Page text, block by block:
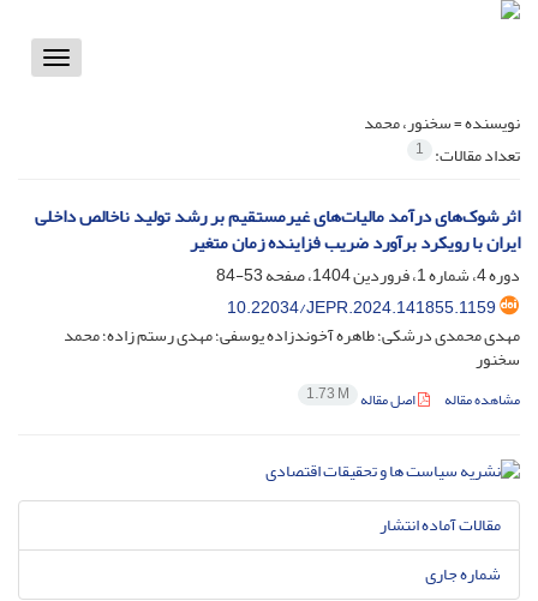
Toggle
نویسنده =سخنور، محمد
تعداد مقالات: 1
اثر شوک‌‌های درآمد مالیات‌های غیرمستقیم بر رشد تولید ناخالص داخلی
ایران با رویکرد برآورد ضریب فزاینده زمان متغیر
دوره 4، شماره 1، فروردین 1404، صفحه
53-84
10.22034/JEPR.2024.141855.1159
مهدی محمدی درشکی؛ طاهره آخوندزاده یوسفی؛ مهدی رستم زاده؛ محمد
سخنور
مشاهده مقاله اصل مقاله 1.73 M
مقالات آماده انتشار
شماره جاری